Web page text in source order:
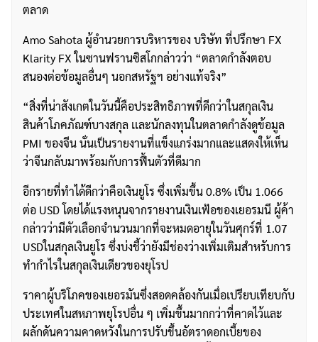
ตลาด
Amo Sahota ผู้อำนวยการบริหารของ บริษัท ที่ปรึกษา FX
Klarity FX ในซานฟรานซิสโกกล่าวว่า “ตลาดกำลังตอบ
สนองต่อข้อมูลอื่นๆ นอกสหรัฐฯ อย่างแท้จริง”
“สิ่งที่น่าสังเกตในวันนี้คือประสิทธิภาพที่ดีกว่าในสกุลเงิน
สินค้าโภคภัณฑ์บางสกุล เเละนักลงทุนในตลาดกำลังดูข้อมูล
PMI ของจีน นั่นเป็นรายงานที่แข็งแกร่งมากและแสดงให้เห็น
ว่าจีนกลับมาพร้อมกับการฟื้นตัวที่ดีมาก
อีกรายที่ทำได้ดีกว่าคือเงินยูโร ซึ่งเพิ่มขึ้น 0.8% เป็น 1.066
ต่อ USD โดยได้แรงหนุนจากรายงานเงินเฟ้อของเยอรมนี ผู้ค้า
กล่าวว่ามีตัวเลือกจำนวนมากที่จะหมดอายุในวันศุกร์ที่ 1.07
USDในสกุลเงินยูโร ซึ่งบ่งชี้ว่ายังมีช่องว่างเพิ่มเติมสำหรับการ
ทำกำไรในสกุลเงินเดียวของยุโรป
ราคาผู้บริโภคของเยอรมันซึ่งสอดคล้องกันเมื่อเปรียบเทียบกับ
ประเทศในสหภาพยุโรปอื่น ๆ เพิ่มขึ้นมากกว่าที่คาดไว้และ
ผลักดันความคาดหวังในการปรับขึ้นอัตราดอกเบี้ยของ